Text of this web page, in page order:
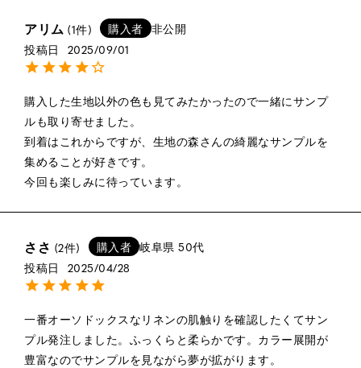
アリム 1 購入者 非公開
投稿日
2025/09/01
購入した生地以外の色も見てみたかったので一緒にサンプ
ルも取り寄せました。
到着はこれからですが、生地の森さんの綺麗なサンプルを
集めることが好きです。
今回も楽しみに待っています。
ささ 2 購入者 岐阜県 50代
投稿日
2025/04/28
一番オーソドックスなリネンの肌触りを確認したくてサン
プル発注しました。ふっくらと柔らかです。カラー展開が
豊富なのでサンプルを見ながら夢が拡がります。